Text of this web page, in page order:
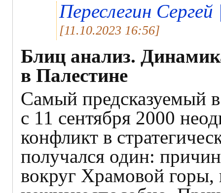
Переслегин
[11.10.2023 16:56]
Блиц анализ.
в Палестине
Самый предсказуемый
с 11 сентября 2000
конфликт в
получался один:
вокруг Храмовой горы,